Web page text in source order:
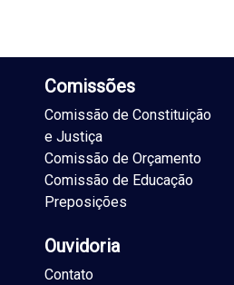
Comissões
Comissão de Constituição
e Justiça
Comissão de Orçamento
Comissão de Educação
Preposições
Ouvidoria
Contato